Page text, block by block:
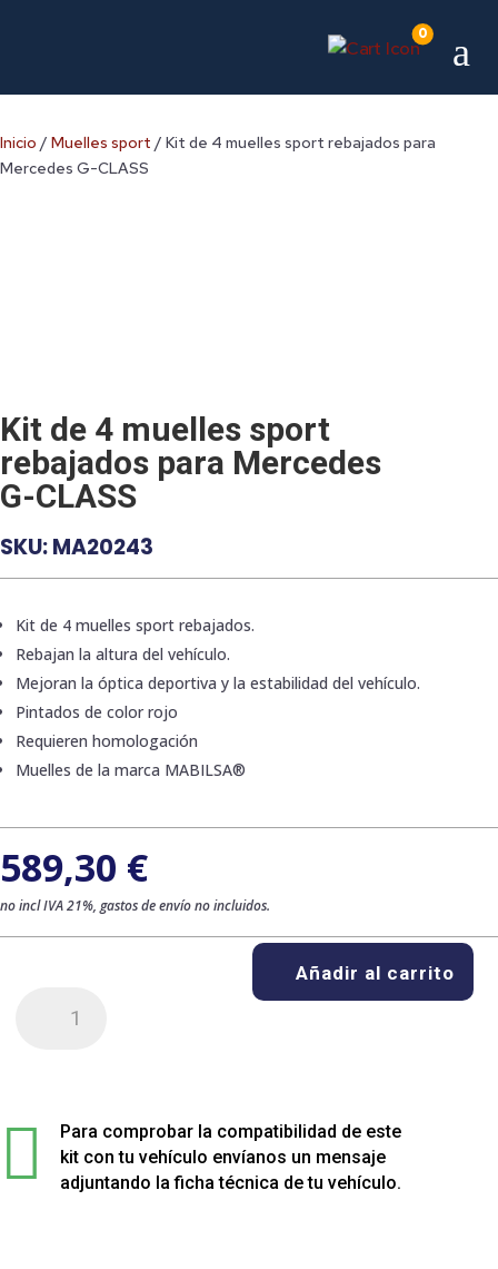
0 a
Inicio / Muelles sport / Kit de 4 muelles sport rebajados para
Mercedes G-CLASS
Kit de 4 muelles sport
rebajados para Mercedes
G-CLASS
SKU:MA20243
Kit de 4 muelles sport rebajados.
Rebajan la altura del vehículo.
Mejoran la óptica deportiva y la estabilidad del vehículo.
Pintados de color rojo
Requieren homologación
Muelles de la marca MABILSA®
589,30 €
no incl IVA 21%, gastos de envío no incluidos.
rebajados
Mercedes
Añadir al carrito

Para comprobar la compatibilidad de este
kit con tu vehículo envíanos un mensaje
adjuntando la ficha técnica de tu vehículo.